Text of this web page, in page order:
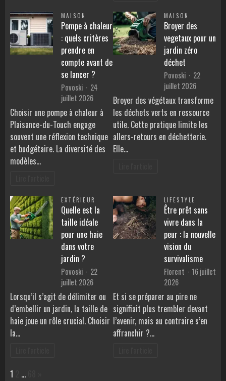
MAISON
Pompe à chaleur
: quels critères
prendre en
compte avant de
se lancer ?
Povoski
24
juillet 2026
Choisir une pompe à chaleur à
Plaisance-du-Touch engage
souvent une réflexion technique
et budgétaire. La diversité des
modèles…
MAISON
Broyer des
vegetaux pour un
jardin zéro
déchet
Povoski
22
juillet 2026
Broyer des végétaux transforme
les déchets verts en ressource
utile. Cette pratique limite les
allers-retours en déchetterie.
Elle…
EXTÉRIEUR
Quelle est la
taille idéale
pour une haie
dans votre
jardin ?
Povoski
22
juillet 2026
Lorsqu’il s’agit de délimiter ou
d’embellir un jardin, la taille de
haie joue un rôle crucial. Choisir
la…
LIFESTYLE
Être prêt sans
vivre dans la
peur : la nouvelle
vision du
survivalisme
Florent
16 juillet
2026
Et si se préparer au pire ne
signifiait plus trembler devant
l’avenir, mais au contraire s’en
affranchir ?…
Page:
1 …